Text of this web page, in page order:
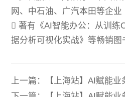
网、中石油、广汽本田等企业
 著有《AI智能办公：从训练
据分析可视化实战》等畅销图